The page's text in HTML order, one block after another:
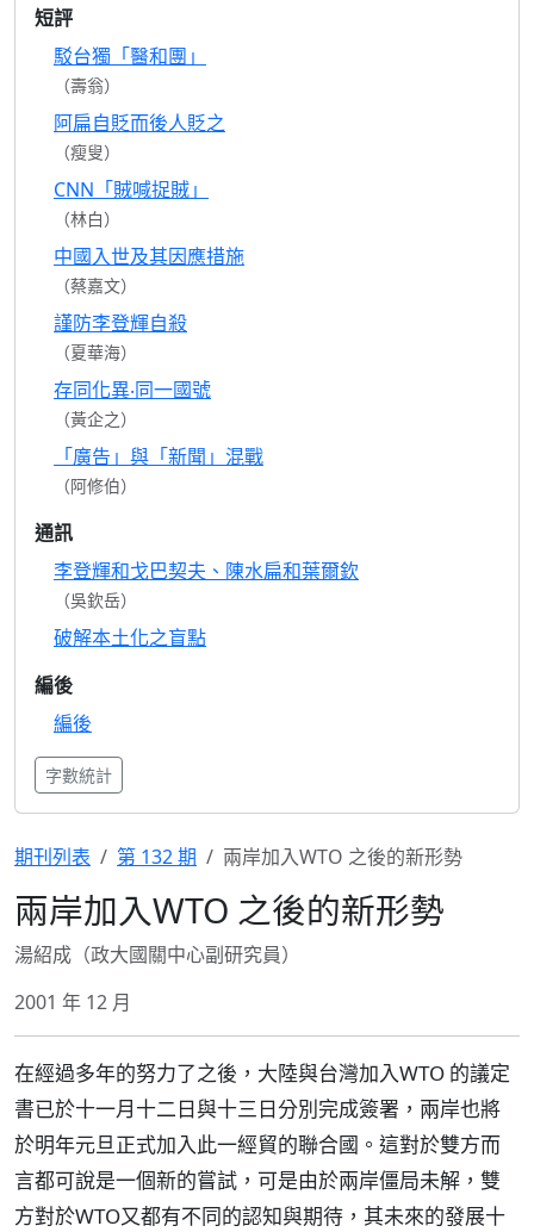
短評
駁台獨「醫和團」
（壽翁）
阿扁自貶而後人貶之
（瘦叟）
CNN「賊喊捉賊」
（林白）
中國入世及其因應措施
（蔡嘉文）
謹防李登輝自殺
（夏華海）
存同化異‧同一國號
（黃企之）
「廣告」與「新聞」混戰
（阿修伯）
通訊
李登輝和戈巴契夫、陳水扁和葉爾欽
（吳欽岳）
破解本土化之盲點
編後
編後
字數統計
期刊列表 第 132 期 兩岸加入WTO 之後的新形勢
兩岸加入WTO 之後的新形勢
湯紹成（政大國關中心副研究員）
2001 年 12 月
在經過多年的努力了之後，大陸與台灣加入WTO 的議定
書已於十一月十二日與十三日分別完成簽署，兩岸也將
於明年元旦正式加入此一經貿的聯合國。這對於雙方而
言都可說是一個新的嘗試，可是由於兩岸僵局未解，雙
方對於WTO又都有不同的認知與期待，其未來的發展十